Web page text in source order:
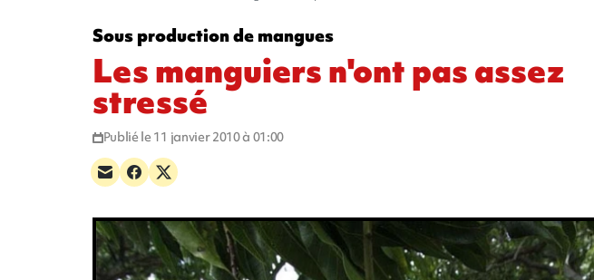
Sous production de mangues
Les manguiers n'ont pas assez
stressé
Publié le 11 janvier 2010 à 01:00